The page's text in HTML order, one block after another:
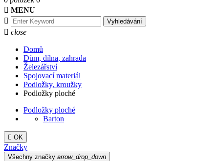
 MENU

Vyhledávání
 close
Domů
Dům, dílna, zahrada
Železářství
Spojovací materiál
Podložky, kroužky
Podložky ploché
Podložky ploché
Barton
 OK
Značky
Všechny značky arrow_drop_down